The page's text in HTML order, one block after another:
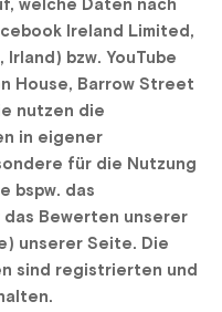
welche Daten nach
Ireland Limited,
Irland) bzw. YouTube
House, Barrow Street
nutzen die
in eigener
für die Nutzung
bspw. das
das Bewerten unserer
unserer Seite. Die
sind registrierten und